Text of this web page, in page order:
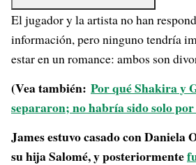
El jugador y la artista no han
información, pero ninguno tendría
estar en un romance: ambos son
(Vea también: Por qué Shakira y
separaron; no habría sido solo
James estuvo casado con Daniela
su hija Salomé, y posteriormente